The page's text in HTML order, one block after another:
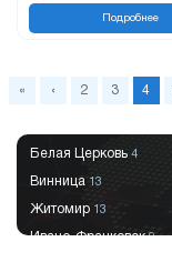
Подробнее
« ‹ 2 3 4
Белая Церковь 4
Винница 13
Житомир 13
Ивано-Франковск9